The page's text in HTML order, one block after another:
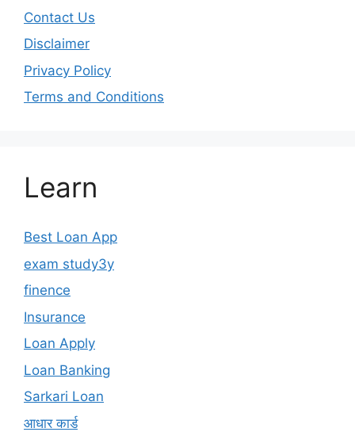
Contact Us
Disclaimer
Privacy Policy
Terms and Conditions
Learn
Best Loan App
exam study3y
finence
Insurance
Loan Apply
Loan Banking
Sarkari Loan
आधार कार्ड